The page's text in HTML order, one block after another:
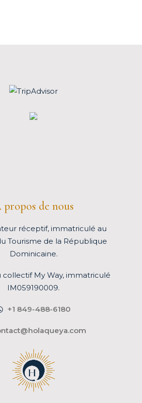
propos de nous
réceptif, immatriculé au
Tourisme de la République
Dominicaine.
collectif My Way, immatriculé
IM059190009.
+1 849-488-6180